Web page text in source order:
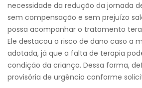
necessidade da redução da jornada
sem compensação e sem prejuízo
possa acompanhar o tratamento
Ele destacou o risco de dano caso a
adotada, já que a falta de terapia
condição da criança. Dessa forma,
provisória de urgência conforme